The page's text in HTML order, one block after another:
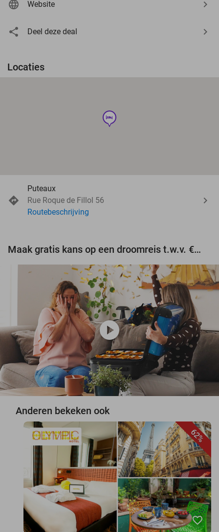
Website
Deel deze deal
Locaties
hotel
Puteaux
Rue Roque de Fillol 56
Routebeschrijving
Maak gratis kans op een droomreis t.w.v. €3.000!
play_circle
Anderen bekeken ook
62%
favorite_border